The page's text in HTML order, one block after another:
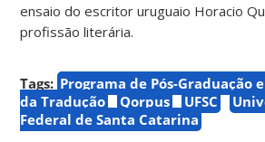
ensaio do escritor uruguaio Horacio
profissão literária.
Tags: Programa de Pós-Graduação
da Tradução
Qorpus UFSC
Federal de Santa Catarina